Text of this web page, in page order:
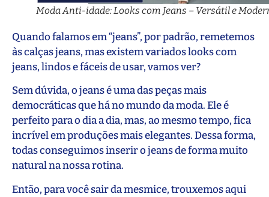
Moda Anti-idade: Looks com Jeans – Versátil e
Quando falamos em “jeans”, por padrão, remetemos
às calças jeans, mas existem variados looks com
jeans, lindos e fáceis de usar, vamos ver?
Sem dúvida, o jeans é uma das peças mais
democráticas que há no mundo da moda. Ele é
perfeito para o dia a dia, mas, ao mesmo tempo, fica
incrível em produções mais elegantes. Dessa forma,
todas conseguimos inserir o jeans de forma muito
natural na nossa rotina.
Então, para você sair da mesmice, trouxemos aqui